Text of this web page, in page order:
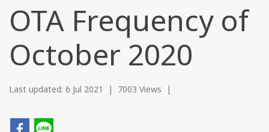
OTA Frequency of
October 2020
Last updated: 6 Jul 2021 | 7003 Views |